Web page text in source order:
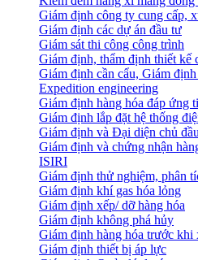
Giám định công ty cung cấp,
Giám định các dự án đầu tư
Giám sát thi công công trình
Giám định, thẩm định thiết kế
Giám định cần cẩu, Giám
Expedition engineering
Giám định hàng hóa đáp ứng
Giám định lắp đặt hệ thống
Giám định và Đại diện chủ
Giám định và chứng nhận
ISIRI
Giám định thử nghiệm, phân
Giám định khí gas hóa lỏng
Giám định xếp/ dỡ hàng hóa
Giám định không phá hủy
Giám định hàng hóa trước khi
Giám định thiết bị áp lực